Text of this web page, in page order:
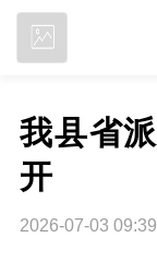
我县省
开
2026-07-03